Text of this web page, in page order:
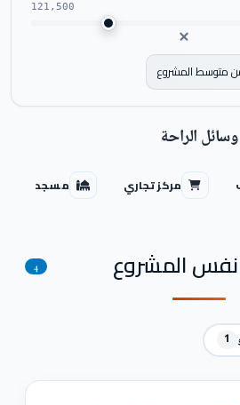
121,500
متوسط المشروع
وسائل الراحة
مركز تجاري مسجد
المشروع 4
1